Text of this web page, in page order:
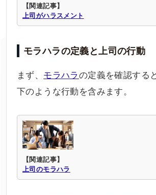
【関連記事】
上司がハラスメント
モラハラの定義と上司の行動
まず、 モラハラの定義を確認する
下のような行動を含みます。
【関連記事】
上司のモラハラ